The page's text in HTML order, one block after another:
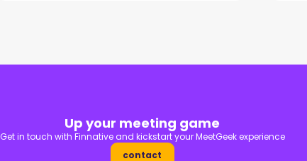
Up your meeting game
Get in touch with Finnativeand kickstart your MeetGeek experience
contact